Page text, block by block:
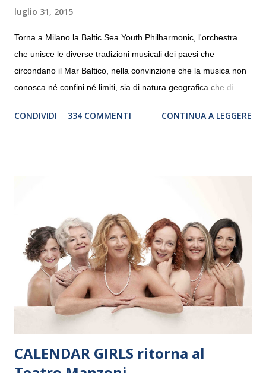
luglio 31, 2015
Torna a Milano la Baltic Sea Youth Philharmonic, l'orchestra
che unisce le diverse tradizioni musicali dei paesi che
circondano il Mar Baltico, nella convinzione che la musica non
conosca né confini né limiti, sia di natura geografica che di
debutterà il 10 settembre a Heiden, in Germania, e toccherà, in
“Settembre dell’Accademia” dove si esibirà per il secondo anno
consecutivo. Il pubblico milanese avrà il piacere di applaudire i
giovani artisti della Baltic Sea Youth Philharmonic per la quarta
volta. L’orchestra, fondata nel 2008 da Kristjan Järvi (affiancato
da un prestigioso consiglio di consulent...
CONDIVIDI 334 COMMENTI CONTINUA A LEGGERE
CALENDAR GIRLS ritorna al